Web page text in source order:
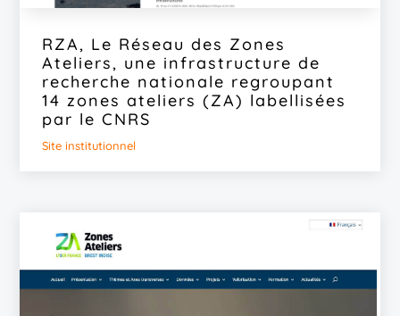
RZA, Le Réseau des Zones
Ateliers, une infrastructure de
recherche nationale regroupant
14 zones ateliers (ZA) labellisées
par le CNRS
Site institutionnel